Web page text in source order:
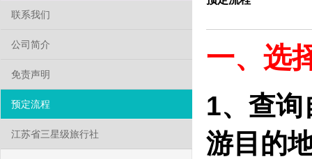
联系我们
公司简介
免责声明
预定流程
江苏省三星级旅行社
一、选
1、查询
游目的